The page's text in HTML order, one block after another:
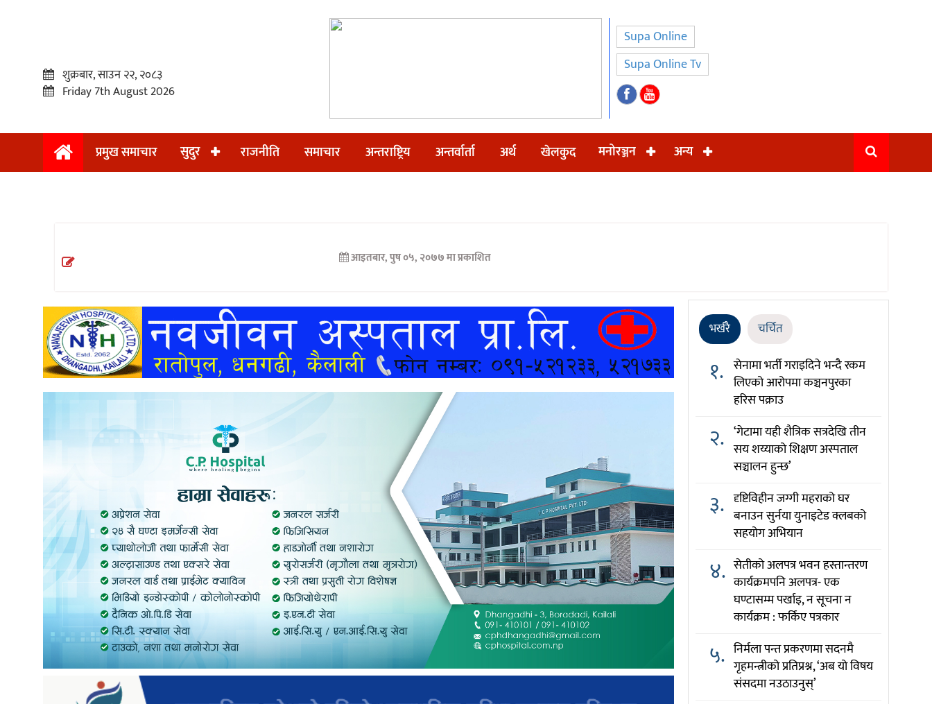
प्रमुख
अन्तराष्ट्रिय
अन्तर्वार्ता
खेलकुद
शुक्रबार, साउन २२, २०८३
Friday 7th August 2026
Supa Online
Supa Online Tv
प्रमुख समाचार सुदुर राजनीति समाचार अन्तराष्ट्रिय अन्तर्वार्ता अर्थ खेलकुद मनोरञ्जन अन्य
आइतबार, पुष ०५, २०७७ मा प्रकाशित
भर्खरै चर्चित
१. सेनामा भर्ती गराइदिने भन्दै रकम
लिएको आरोपमा कञ्चनपुरका
हरिस पक्राउ
२. ‘गेटामा यही शैत्रिक सत्रदेखि तीन
सय शय्याको शिक्षण अस्पताल
सञ्चालन हुन्छ’
३. दृष्टिविहीन जग्गी महराको घर
बनाउन सुर्नया युनाइटेड क्लबको
सहयोग अभियान
४. सेतीको अलपत्र भवन हस्तान्तरण
कार्यक्रमपनि अलपत्र- एक
घण्टासम्म पर्खाइ, न सूचना न
कार्यक्रम : फर्किए पत्रकार
५. निर्मला पन्त प्रकरणमा सदनमै
गृहमन्त्रीको प्रतिप्रश्न, ‘अब यो विषय
संसदमा नउठाउनुस्’